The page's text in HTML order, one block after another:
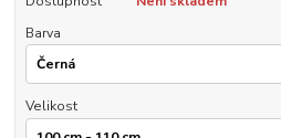
Barva
Velikost